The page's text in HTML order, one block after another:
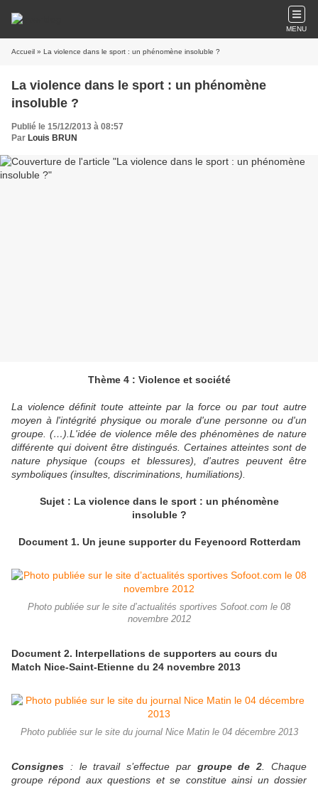
MENU
Accueil » La violence dans le sport : un phénomène insoluble ?
La violence dans le sport : un phénomène
insoluble ?
Publié le 15/12/2013 à 08:57
Par Louis BRUN
Thème 4 : Violence et société
La violence définit toute atteinte par la force ou par tout autre
moyen à l'intégrité physique ou morale d'une personne ou d'un
groupe. (…).L'idée de violence mêle des phénomènes de nature
différente qui doivent être distingués. Certaines atteintes sont de
nature physique (coups et blessures), d'autres peuvent être
symboliques (insultes, discriminations, humiliations).
Sujet : La violence dans le sport : un phénomène
insoluble ?
Document 1. Un jeune supporter du Feyenoord Rotterdam
Photo publiée sur le site d’actualités sportives Sofoot.com le 08
novembre 2012
Document 2. Interpellations de supporters au cours du
Match Nice-Saint-Etienne du 24 novembre 2013
Photo publiée sur le site du journal Nice Matin le 04 décembre 2013
Consignes : le travail s’effectue par groupe de 2 . Chaque
groupe répond aux questions et se constitue ainsi un dossier